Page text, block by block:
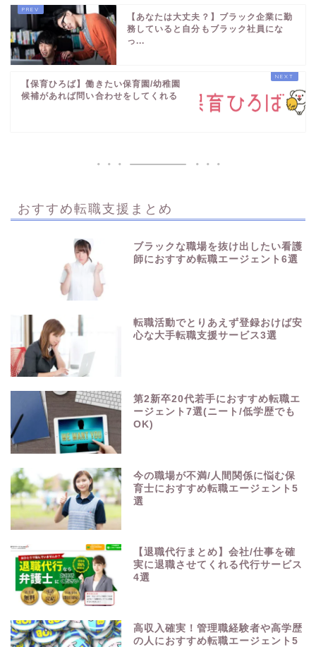
【あなたは大丈夫？】ブラック企業に勤
務していると自分もブラック社員にな
っ...
【保育ひろば】働きたい保育園/幼稚園
候補があれば問い合わせをしてくれる
おすすめ転職支援まとめ
ブラックな職場を抜け出したい看護
師におすすめ転職エージェント6選
転職活動でとりあえず登録おけば安
心な大手転職支援サービス3選
第2新卒20代若手におすすめ転職エ
ージェント7選(ニート/低学歴でも
OK)
今の職場が不満/人間関係に悩む保
育士におすすめ転職エージェント5
選
【退職代行まとめ】会社/仕事を確
実に退職させてくれる代行サービス
4選
高収入確実！管理職経験者や高学歴
の人におすすめ転職エージェント5